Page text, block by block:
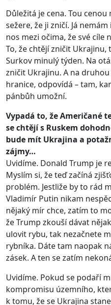
Důležitá je cena. Tou
sežere, že ji zničí. Já
nos mezi očima, že své cíle
To, že chtějí zničit
Surkov minulý týden. Na
zničit Ukrajinu. A na
hranice, odpovídá – tam,
pánbůh umožní.
Vypadá to, že Američané
se chtějí s Ruskem
bude mít Ukrajina a
zájmy…
Uvidíme. Donald Trump je
Myslím si, že teď začíná
problém. Jestliže by to rád
Vladimír Putin nikam
nějaký mír chce, zatím to
že Trump zkouší dávat
ulovit rybu, tak nezačnete
rybníka. Dáte tam naopak
zásek. A ten se zatím
Uvidíme. Pokud se podaří
kompromisu územního,
k tomu, že se Ukrajina